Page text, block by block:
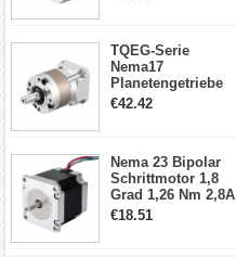
TQEG-Serie
Nema17
Planetengetriebe
10:1 Spiel 15Arc-
€42.42
Nema 23 Bipolar
Schrittmotor 1,8
Grad 1,26 Nm 2,8A
2,5V 4 Drähte
€18.51